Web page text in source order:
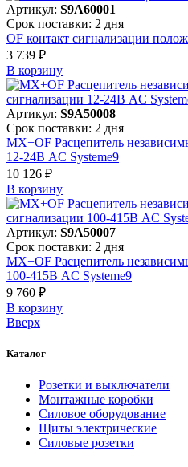
Артикул: S9A60001
Срок поставки: 2 дня
OF контакт сигнализации
3 739 ₽
В корзинy
Артикул: S9A50008
Срок поставки: 2 дня
MX+OF Расцепитель
12-24В AC Systeme9
10 126 ₽
В корзинy
Артикул: S9A50007
Срок поставки: 2 дня
MX+OF Расцепитель
100-415В AC Systeme9
9 760 ₽
В корзинy
Вверх
Каталог
Розетки и выключатели
Монтажные коробки
Силовое оборудование
Щиты электрические
Силовые розетки